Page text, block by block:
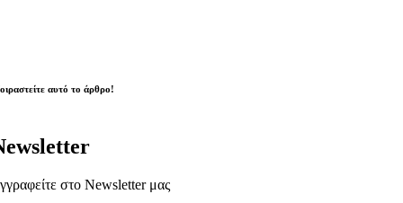
αυτό το άρθρο!
στο Newsletter μας